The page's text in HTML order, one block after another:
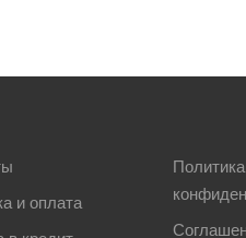
и оплата
Политика